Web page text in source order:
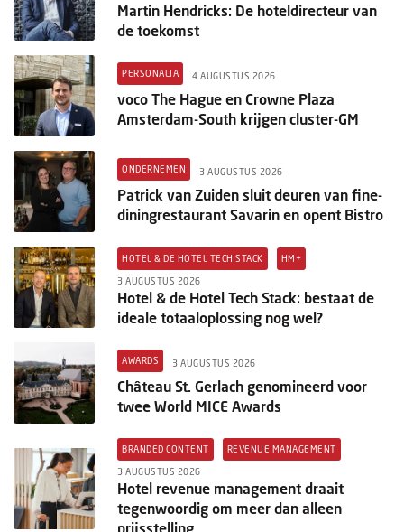
Martin Hendricks: De hoteldirecteur van
de toekomst
PERSONALIA 4 AUGUSTUS 2026
voco The Hague en Crowne Plaza
Amsterdam-South krijgen cluster-GM
ONDERNEMEN 3 AUGUSTUS 2026
Patrick van Zuiden sluit deuren van fine-
diningrestaurant Savarin en opent Bistro
HOTEL & DE HOTEL TECH STACK HM+
3 AUGUSTUS 2026
Hotel & de Hotel Tech Stack: bestaat de
ideale totaaloplossing nog wel?
AWARDS 3 AUGUSTUS 2026
Château St. Gerlach genomineerd voor
twee World MICE Awards
BRANDED CONTENT REVENUE MANAGEMENT
3 AUGUSTUS 2026
Hotel revenue management draait
tegenwoordig om meer dan alleen
prijsstelling